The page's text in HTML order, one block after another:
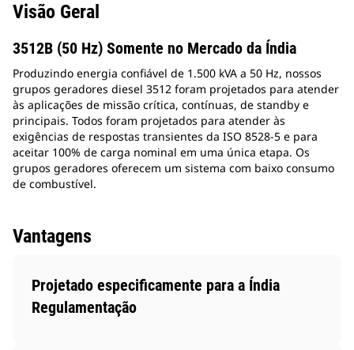
Visão Geral
3512B (50 Hz) Somente no Mercado da Índia
Produzindo energia confiável de 1.500 kVA a 50 Hz, nossos
grupos geradores diesel 3512 foram projetados para atender
às aplicações de missão crítica, contínuas, de standby e
principais. Todos foram projetados para atender às
exigências de respostas transientes da ISO 8528-5 e para
aceitar 100% de carga nominal em uma única etapa. Os
grupos geradores oferecem um sistema com baixo consumo
de combustível.
Vantagens
Projetado especificamente para a Índia
Regulamentação